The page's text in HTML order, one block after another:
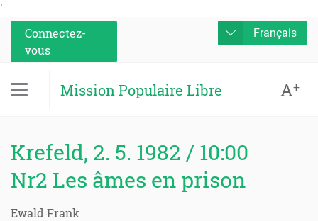
'
Connectez-
vous
Français
Mission Populaire Libre A+
Krefeld, 2. 5. 1982 / 10:00
Nr2 Les âmes en prison
Ewald Frank